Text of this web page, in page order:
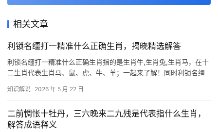
相关文章
利锁名缰打一精准什么正确生肖，揭晓精选解答
利锁名缰打一精准什么正确生肖指的是生肖牛,生肖兔,生肖马，在十
二生肖代表生肖马、鼠、虎、牛、羊；一起来了解！同时利锁名缰
以此打一生肖，生肖马最为贴切，马天性自由，驰骋旷野，却被缰
知识解说 2026 年 5 月 22 日
二前惆怅十牡丹，三六晚来二九残是代表指什么生肖，
解答成语释义